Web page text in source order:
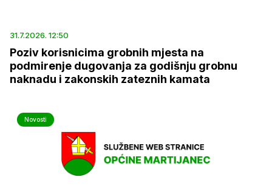
31.7.2026. 12:50
Poziv korisnicima grobnih mjesta na
podmirenje dugovanja za godišnju grobnu
naknadu i zakonskih zateznih kamata
Novosti